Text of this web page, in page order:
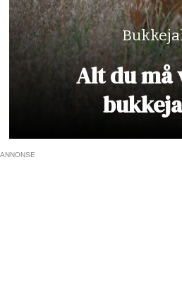
Alt du må
ANNONSE